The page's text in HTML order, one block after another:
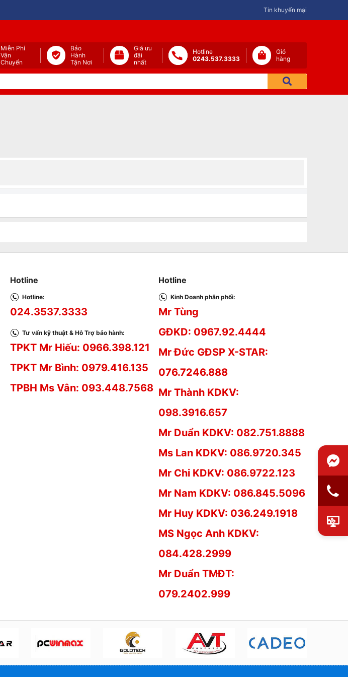
Tin khuyến mại
Miễn Phí
Vận
Chuyển
Bảo
Hành
Tận Nơi
Giá ưu
đãi
nhất
Hotline
0243.537.3333
Giỏ
hàng
Hotline
Hotline:
024.3537.3333
Tư vấn kỹ thuật & Hỗ Trợ bảo hành:
TPKT Mr Hiếu: 0966.398.121
TPKT Mr Bình: 0979.416.135
TPBH Ms Vân: 093.448.7568
Hotline
Kinh Doanh phân phối:
Mr Tùng
GĐKD: 0967.92.4444
Mr Đức GĐSP X-STAR:
076.7246.888
Mr Thành KDKV:
098.3916.657
Mr Duẩn KDKV: 082.751.8888
Ms Lan KDKV: 086.9720.345
Mr Chi KDKV: 086.9722.123
Mr Nam KDKV: 086.845.5096
Mr Huy KDKV: 036.249.1918
MS Ngọc Anh KDKV:
084.428.2999
Mr Duẩn TMĐT:
079.2402.999